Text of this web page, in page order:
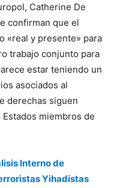
FOR
IN
HERE
July 13, 2022
Catherine De
confirman que el
«real y presente» para
trabajo conjunto para
estar teniendo un
asociados al
derechas siguen
miembros de
Interno de
Yihadistas